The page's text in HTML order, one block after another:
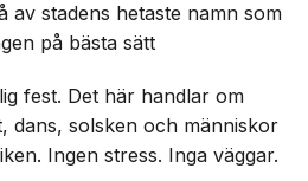
av stadens hetaste namn som
på bästa sätt
fest. Det här handlar om
dans, solsken och människor
Ingen stress. Inga väggar.